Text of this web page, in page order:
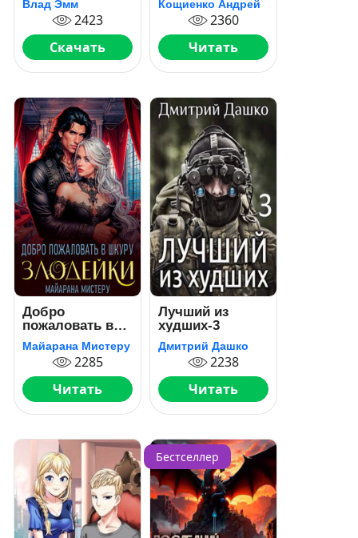
Влад Эмм
2423
Скачать
Кощиенко Андрей
2360
Читать
Добро
пожаловать в
шкуру злодейки
Майарана Мистеру
2285
Читать
Лучший из
худших-3
Дмитрий Дашко
2238
Читать
Бестселлер